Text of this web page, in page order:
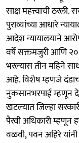
साक्ष महत्त्वाची
पुराव्यांच्या आधारे
आदेश न्यायालयाने
वर्षे सक्तमजुरी आणि
भरल्यास तीन महिने
आहे. विशेष म्हणजे
नुकसानभरपाई म्हणून
खटल्यात जिल्हा
पैरवी अधिकारी म्हणून
वळवी, पवन अहिरे